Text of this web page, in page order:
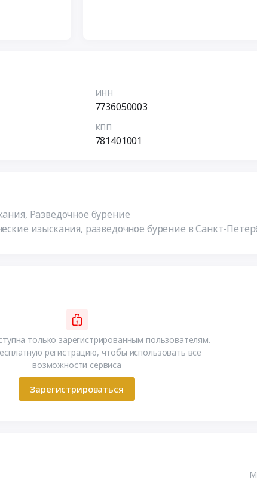
ИНН
7736050003
КПП
781401001
Разведочное бурение
изыскания, разведочное бурение в Санкт-
только зарегистрированным пользователям.
регистрацию, чтобы использовать все
возможности сервиса
Зарегистрироваться